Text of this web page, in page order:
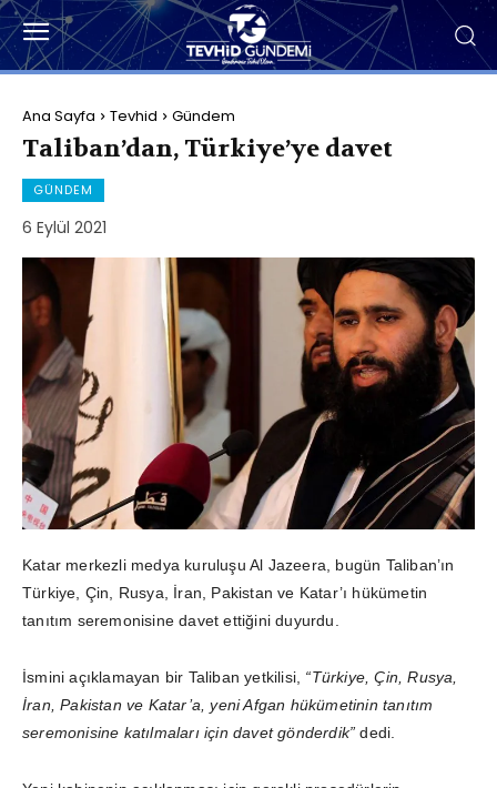
Ana Sayfa Tevhid Gündem
Taliban’dan, Türkiye’ye davet
GÜNDEM
6 Eylül 2021
Katar merkezli medya kuruluşu Al Jazeera, bugün Taliban’ın
Türkiye, Çin, Rusya, İran, Pakistan ve Katar’ı hükümetin
tanıtım seremonisine davet ettiğini duyurdu.
İsmini açıklamayan bir Taliban yetkilisi, “Türkiye, Çin, Rusya,
İran, Pakistan ve Katar’a, yeni Afgan hükümetinin tanıtım
seremonisine katılmaları için davet gönderdik” dedi.